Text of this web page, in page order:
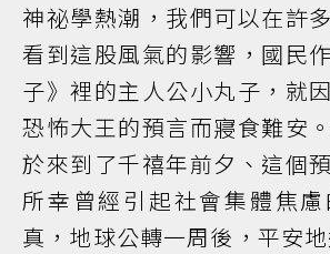
神祕學熱潮，我們可以在許
看到這股風氣的影響，國民
子》裡的主人公小丸子，就
恐怖大王的預言而寢食難安
於來到了千禧年前夕、這個
所幸曾經引起社會集體焦
真，地球公轉一周後，平安